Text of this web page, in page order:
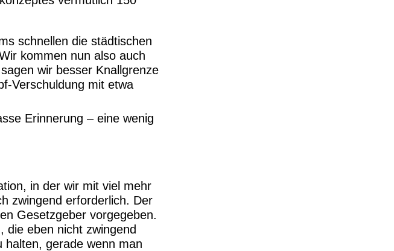
schnellen die städtischen
kommen nun also auch
wir besser Knallgrenze
Verschuldung mit etwa
Erinnerung – eine wenig
in der wir mit viel mehr
zwingend erforderlich. Der
Gesetzgeber vorgegeben.
die eben nicht zwingend
gerade wenn man